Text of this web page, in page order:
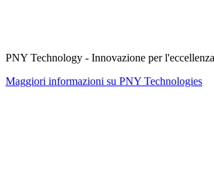
PNY Technology - Innovazione per
Maggiori informazioni su PNY Technologies